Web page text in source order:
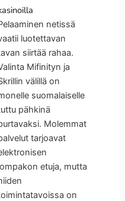
netissä
luotettavan
siirtää rahaa.
Mifinityn ja
välillä on
suomalaiselle
pähkinä
Molemmat
tarjoavat
etuja, mutta
on